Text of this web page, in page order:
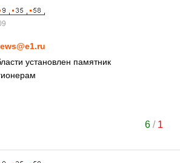
установлен памятник
6/ 1